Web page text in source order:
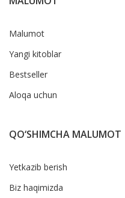
Malumot
Yangi kitoblar
Bestseller
Aloqa uchun
QO‘SHIMCHA MALUMOT
Yetkazib berish
Biz haqimizda